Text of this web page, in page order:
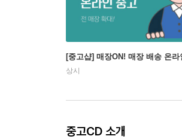
[중고샵] 매장ON! 매장 배송 온
상시
중고CD 소개